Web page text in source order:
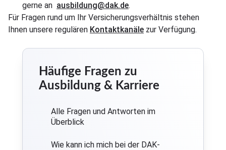
gerne an ausbildung@dak.de.
Für Fragen rund um Ihr Versicherungsverhältnis stehen
Ihnen unsere regulären Kontaktkanäle zur Verfügung.
Häufige Fragen zu
Ausbildung & Karriere
Alle Fragen und Antworten im
Überblick
Wie kann ich mich bei der DAK-